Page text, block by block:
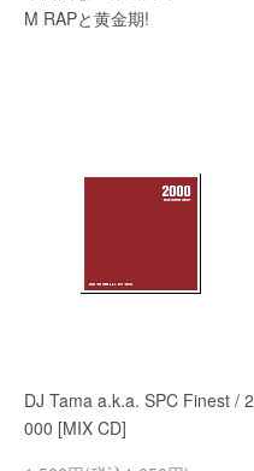
M RAPと黄金期!
DJ Tama a.k.a. SPC Finest / 2
000 [MIX CD]